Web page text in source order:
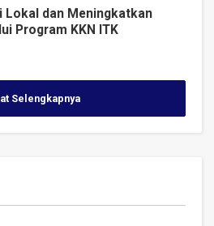
Lokal dan Meningkatkan
Program KKN ITK
Selengkapnya